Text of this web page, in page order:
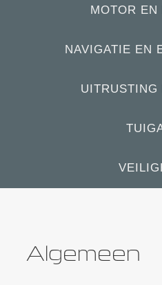
Algemeen
MOTOR EN
NAVIGATIE EN
UITRUSTING